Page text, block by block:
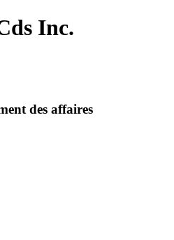
Inc.
des affaires